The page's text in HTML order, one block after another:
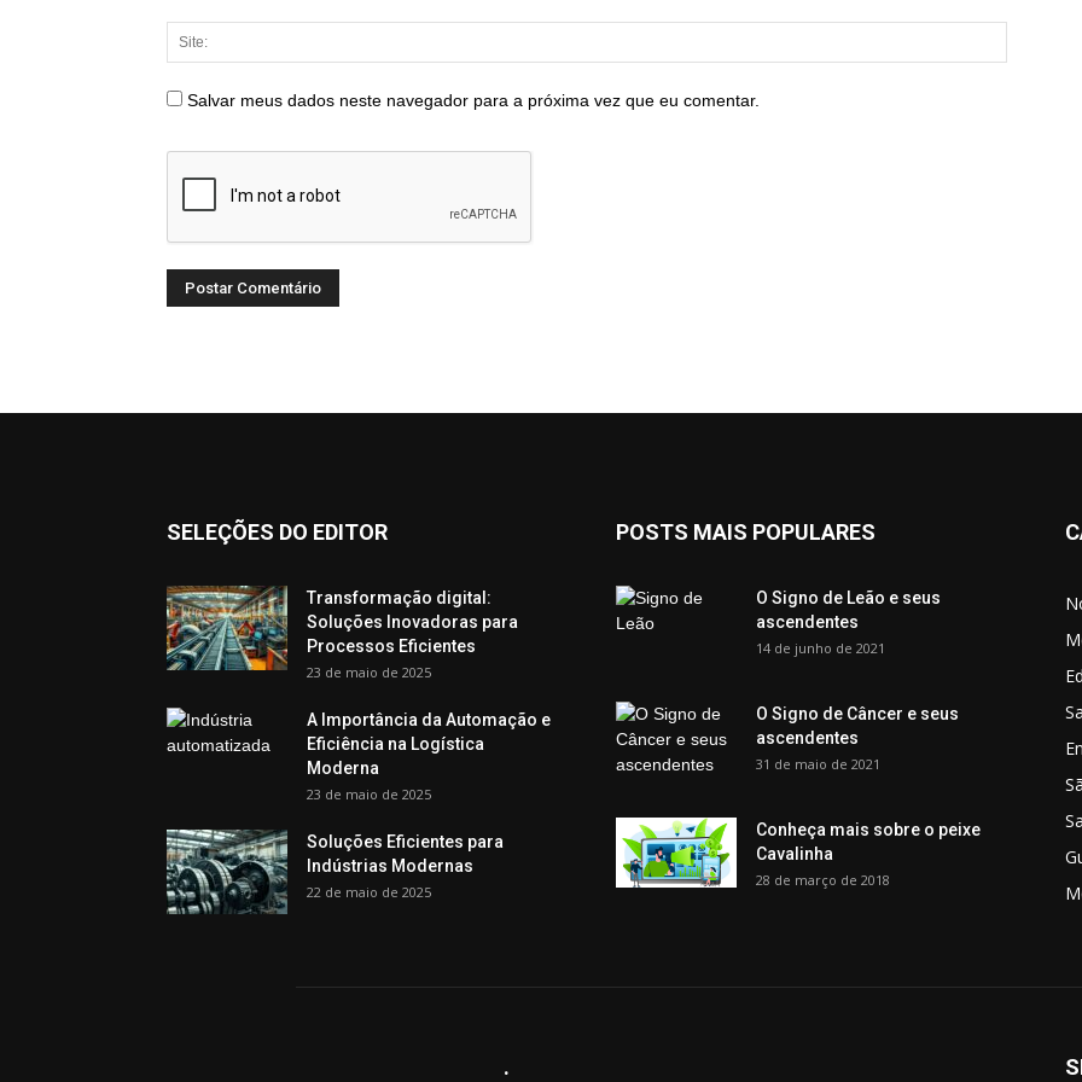
Salvar meus dados neste navegador para a próxima vez que eu comentar.
SELEÇÕES DO EDITOR
Transformação digital:
Soluções Inovadoras para
Processos Eficientes
23 de maio de 2025
A Importância da Automação e
Eficiência na Logística
Moderna
23 de maio de 2025
Soluções Eficientes para
Indústrias Modernas
22 de maio de 2025
POSTS MAIS POPULARES
O Signo de Leão e seus
ascendentes
14 de junho de 2021
O Signo de Câncer e seus
ascendentes
31 de maio de 2021
Conheça mais sobre o peixe
Cavalinha
28 de março de 2018
.